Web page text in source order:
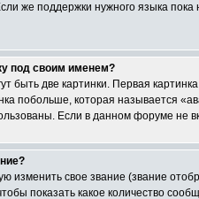
же поддержки нужного языка
под своим именем?
быть две картинки. Первая
побольше, которая называется
Если в данном форуме не
изменить свое звание (звание
показать какое количество